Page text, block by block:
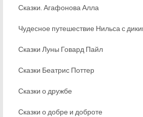
Сказки. Агафонова Алла
Чудесное путешествие Нильса с
Сказки Луны Говард Пайл
Сказки Беатрис Поттер
Сказки о дружбе
Сказки о добре и доброте